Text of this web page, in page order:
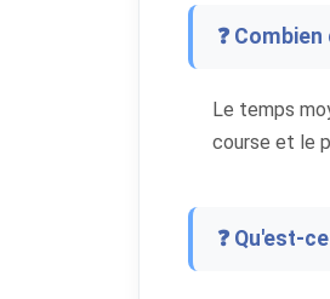
❓
Le temps
course et le
❓ Qu'est-